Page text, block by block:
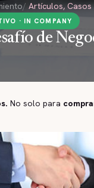
/ Artículos, Casos
· IN COMPANY
de
No solo para